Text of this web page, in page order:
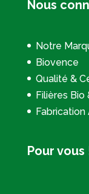
Nous
Notre
Biovence
Qualité &
Filières Bio
Fabrication
Pour vous